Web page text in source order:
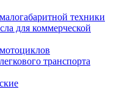
техники
для коммерческой
транспорта